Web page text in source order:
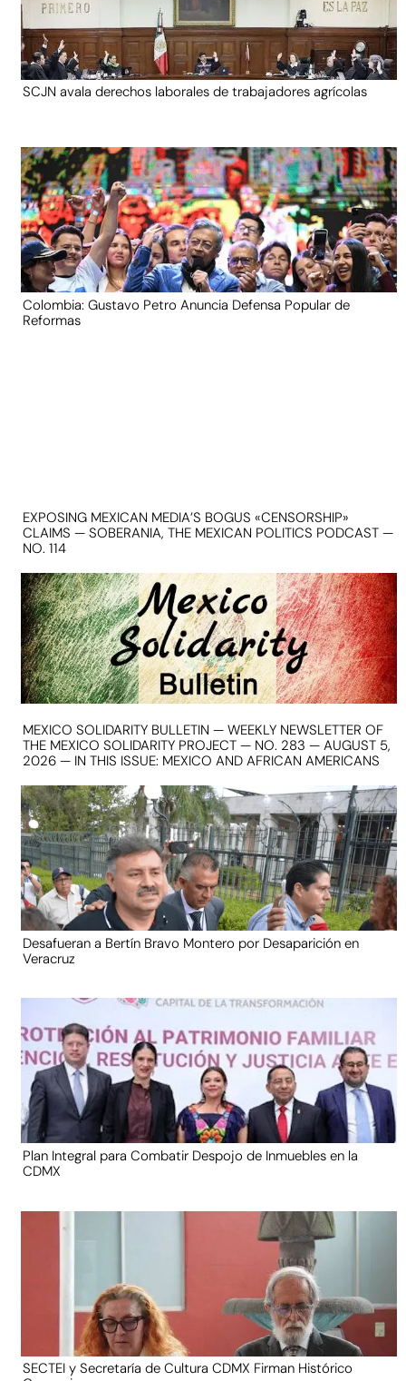
SCJN avala derechos laborales de trabajadores agrícolas
Colombia: Gustavo Petro Anuncia Defensa Popular de
Reformas
EXPOSING MEXICAN MEDIA’S BOGUS «CENSORSHIP»
CLAIMS — SOBERANIA, THE MEXICAN POLITICS PODCAST —
NO. 114
MEXICO SOLIDARITY BULLETIN — WEEKLY NEWSLETTER OF
THE MEXICO SOLIDARITY PROJECT — NO. 283 — AUGUST 5,
2026 — IN THIS ISSUE: MEXICO AND AFRICAN AMERICANS
Desafueran a Bertín Bravo Montero por Desaparición en
Veracruz
Plan Integral para Combatir Despojo de Inmuebles en la
CDMX
SECTEI y Secretaría de Cultura CDMX Firman Histórico